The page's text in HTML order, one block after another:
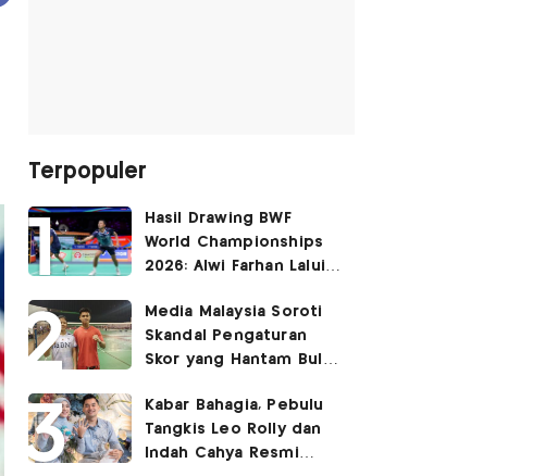
Terpopuler
Hasil Drawing BWF
World Championships
2026: Alwi Farhan Lalui
Dapat Bye
Media Malaysia Soroti
Skandal Pengaturan
Skor yang Hantam Bulu
Libatkan Jafar/Felisha!
Kabar Bahagia, Pebulu
Tangkis Leo Rolly dan
Indah Cahya Resmi